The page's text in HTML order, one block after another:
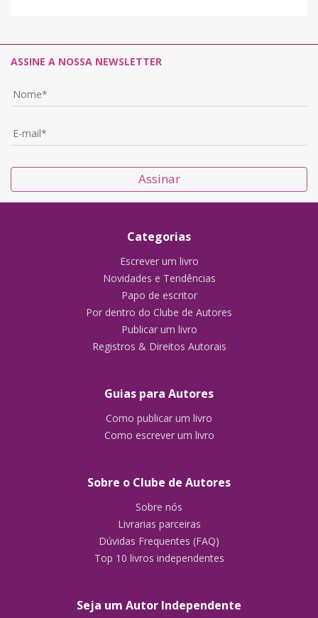
ASSINE A NOSSA NEWSLETTER
Assinar
Categorias
Escrever um livro
Novidades e Tendências
Papo de escritor
Por dentro do Clube de Autores
Publicar um livro
Registros & Direitos Autorais
Guias para Autores
Como publicar um livro
Como escrever um livro
Sobre o Clube de Autores
Sobre nós
Livrarias parceiras
Dúvidas Frequentes (FAQ)
Top 10 livros independentes
Seja um Autor Independente